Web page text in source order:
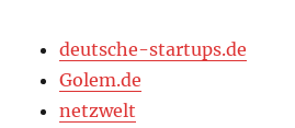
deutsche-startups.de
Golem.de
netzwelt